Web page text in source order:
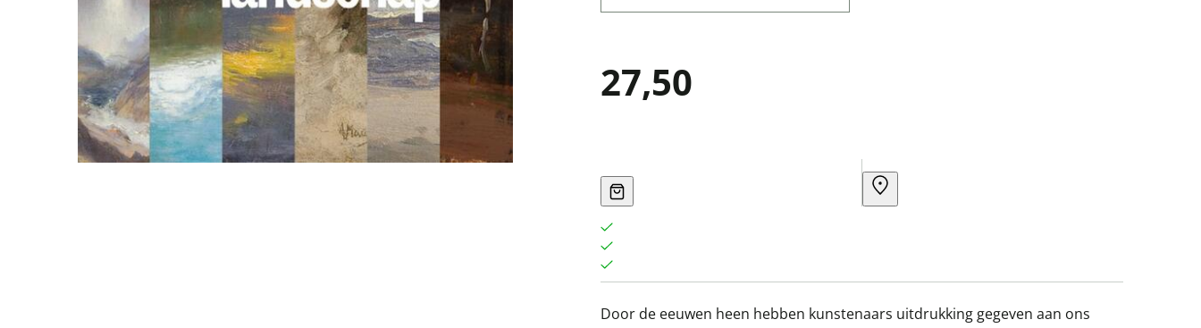
27,50
Door de eeuwen heen hebben kunstenaars uitdrukking gegeven aan ons